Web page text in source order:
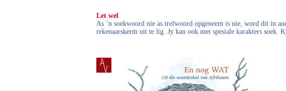
Let wel
As ’n soekwoord nie as trefwoord opgeneem is nie, word dit in
rekenaarskerm uit te lig. Jy kan ook met spesiale karakters soek.